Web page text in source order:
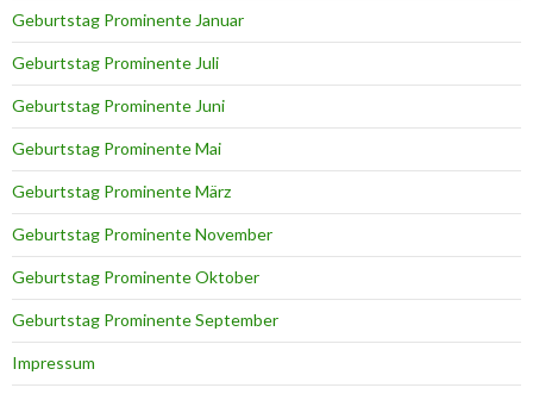
Geburtstag Prominente Januar
Geburtstag Prominente Juli
Geburtstag Prominente Juni
Geburtstag Prominente Mai
Geburtstag Prominente März
Geburtstag Prominente November
Geburtstag Prominente Oktober
Geburtstag Prominente September
Impressum